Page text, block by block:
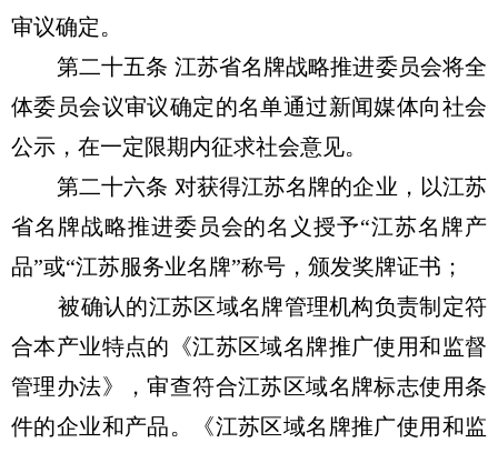
审议确定。
第二十五条 江苏省名牌战略推进委员会将全
体委员会议审议确定的名单通过新闻媒体向社会
公示，在一定限期内征求社会意见。
第二十六条 对获得江苏名牌的企业，以江苏
省名牌战略推进委员会的名义授予“江苏名牌产
品”或“江苏服务业名牌”称号，颁发奖牌证书；
被确认的江苏区域名牌管理机构负责制定符
合本产业特点的《江苏区域名牌推广使用和监督
管理办法》，审查符合江苏区域名牌标志使用条
件的企业和产品。《江苏区域名牌推广使用和监